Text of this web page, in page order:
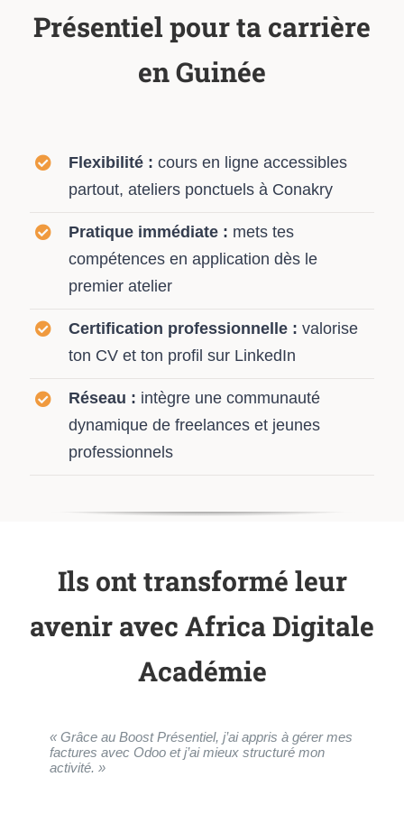
Présentiel pour ta carrière
en Guinée
Flexibilité : cours en ligne accessibles
partout, ateliers ponctuels à Conakry
Pratique immédiate : mets tes
compétences en application dès le
premier atelier
Certification professionnelle : valorise
ton CV et ton profil sur LinkedIn
Réseau : intègre une communauté
dynamique de freelances et jeunes
professionnels
Ils ont transformé leur
avenir avec Africa Digitale
Académie
« Grâce au Boost Présentiel, j’ai appris à gérer mes
factures avec Odoo et j’ai mieux structuré mon
activité. »
« La combinaison cours en ligne et ateliers
pratiques m’a permis de gagner en confiance et de
trouver un emploi. »